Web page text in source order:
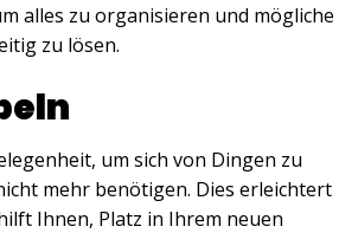
alles zu organisieren und mögliche
zu lösen.
um sich von Dingen zu
mehr benötigen. Dies erleichtert
Ihnen, Platz in Ihrem neuen